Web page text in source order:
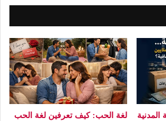
لغة الحب: كيف تعرفين لغة الحب